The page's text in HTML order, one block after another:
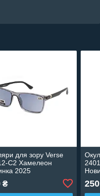
для зору Verse
C2 Хамелеон
2025
₴ 250